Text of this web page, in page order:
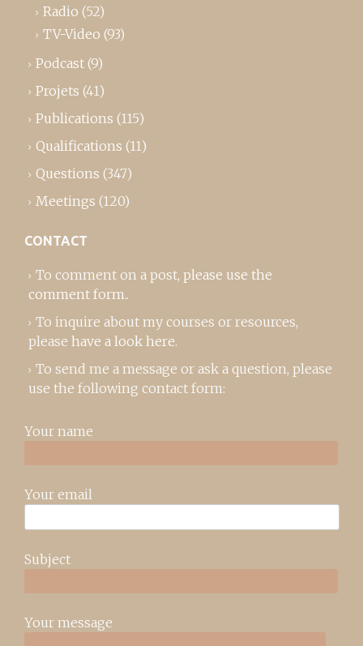
Radio (52)
TV-Video (93)
Podcast (9)
Projets (41)
Publications (115)
Qualifications (11)
Questions (347)
Meetings (120)
CONTACT
To comment on a post, please use the
comment form..
To inquire about my courses or resources,
please have a look here.
To send me a message or ask a question, please
use the following contact form:
Your name
Your email
Subject
Your message